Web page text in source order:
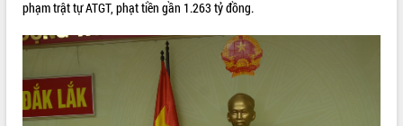
tỉnh khóa XI quyết nghị nhiều nội dung
Bí thư Tỉnh ủy Lương Nguyễn Minh
Triết thăm, tặng quà người có công với
cách mạng
phạm trật tự ATGT, phạt tiền gần 1.263 tỷ đồng.